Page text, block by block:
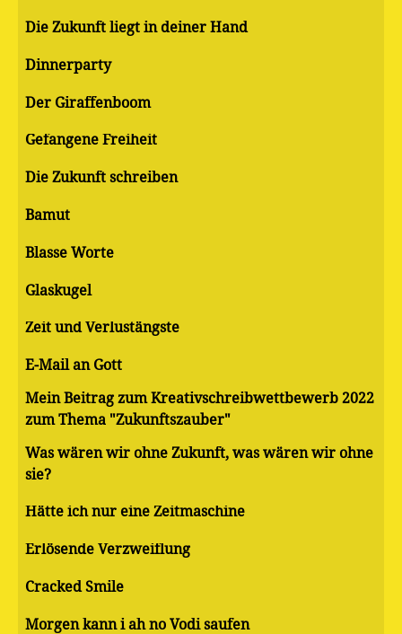
Die Zukunft liegt in deiner Hand
Dinnerparty
Der Giraffenboom
Gefangene Freiheit
Die Zukunft schreiben
Bamut
Blasse Worte
Glaskugel
Zeit und Verlustängste
E-Mail an Gott
Mein Beitrag zum Kreativschreibwettbewerb 2022
zum Thema "Zukunftszauber"
Was wären wir ohne Zukunft, was wären wir ohne
sie?
Hätte ich nur eine Zeitmaschine
Erlösende Verzweiflung
Cracked Smile
Morgen kann i ah no Vodi saufen